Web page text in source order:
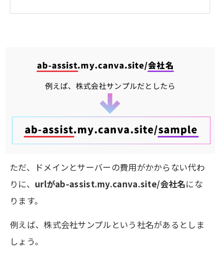
ただ、ドメインとサーバーの費用がかからない代わ
りに、 urlがab-assist.my.canva.site/会社名にな
ります。
例えば、株式会社サンプルという社名があるとしま
しょう。